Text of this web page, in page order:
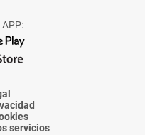
de
La
Voz
Almería
de
La
Voz
servicios